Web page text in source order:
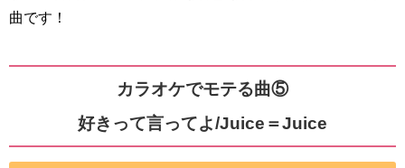
曲です！
カラオケでモテる曲⑤
好きって言ってよ/Juice＝Juice